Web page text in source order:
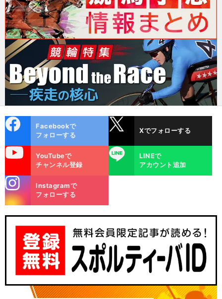
ok
Facebookで
フォローする
Xでフォローする
YouTubeで
チャンネル登録
LINE
LINEで
アカウント追加
m
Instagramで
フォローする